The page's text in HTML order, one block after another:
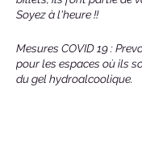
Soyez à l'heure !!
Mesures COVID 19 :
pour les espaces où ils
du gel hydroalcoolique.